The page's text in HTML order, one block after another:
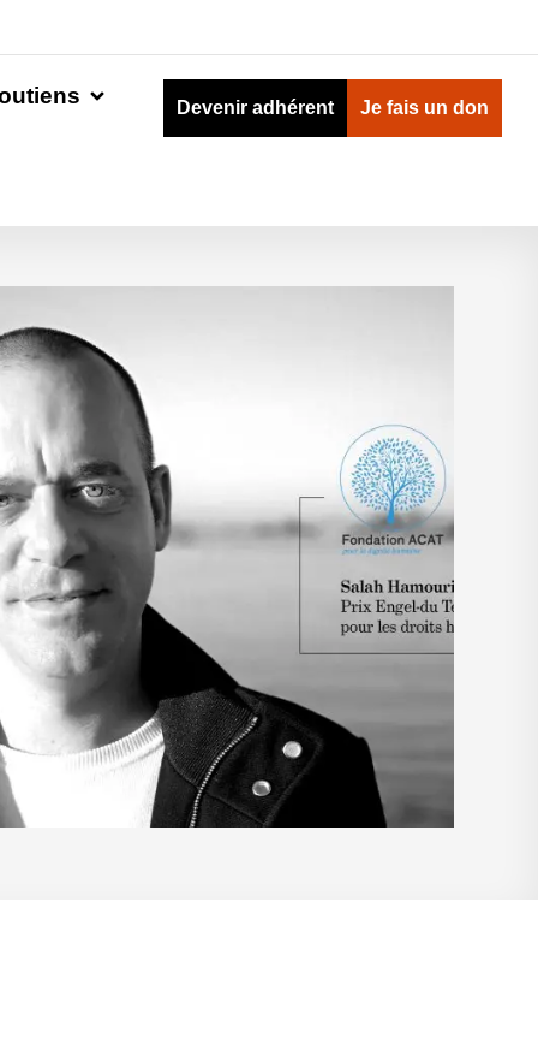
Devenir adhérent Je fais un don